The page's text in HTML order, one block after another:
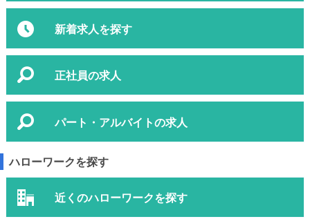
新着求人を探す
正社員の求人
パート・アルバイトの求人
ハローワークを探す
近くのハローワークを探す